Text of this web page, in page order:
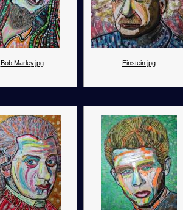
Bob Marley.jpg Einstein.jpg